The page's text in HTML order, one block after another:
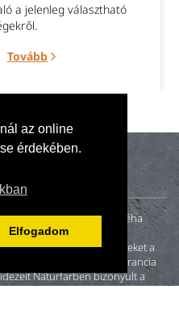
az online
érdekében.
Elfogadom
a jelenleg választható
Tovább
(anya, apa és néha
házasként otthonunk
és egészséges festékeket a
német, angol és francia
Naturfarben bizonyult a